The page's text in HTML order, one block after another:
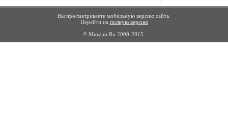
Вы просматриваете мобильную версию сайта.
Перейти на полную версию
© Murzim.Ru 2009-2015.